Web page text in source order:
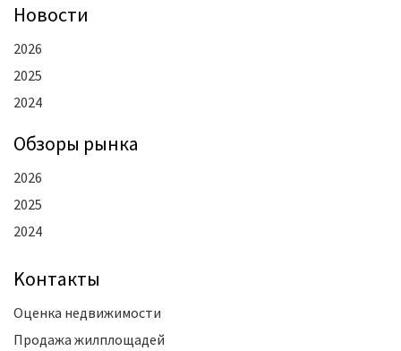
Новости
2026
2025
2024
Oбзоры рынка
2026
2025
2024
Kонтакты
Оценка недвижимости
Продажа жилплощадей